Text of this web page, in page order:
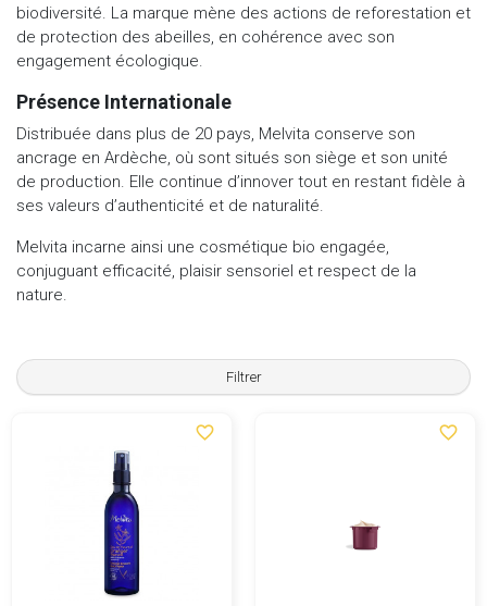
biodiversité. La marque mène des actions de reforestation et
de protection des abeilles, en cohérence avec son
engagement écologique.
Présence Internationale
Distribuée dans plus de 20 pays, Melvita conserve son
ancrage en Ardèche, où sont situés son siège et son unité
de production. Elle continue d’innover tout en restant fidèle à
ses valeurs d’authenticité et de naturalité.
Melvita incarne ainsi une cosmétique bio engagée,
conjuguant efficacité, plaisir sensoriel et respect de la
nature.
Filtrer
favorite_border favorite_border